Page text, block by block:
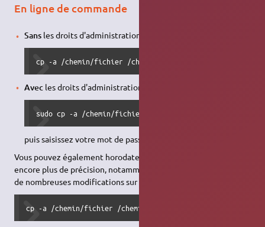
En ligne de commande
Sansles droits d'administration :
cp -a /chemin/fichier /chemin/fichier.sauve
Avec les droits d'administration :
sudo cp -a /chemin/fichier /chemin/fichier.sauve
puis saisissez votre mot de passe.
Vous pouvez également horodater votre sauvegarde pour
encore plus de précision, notamment si vous êtes amené à faire
de nombreuses modifications sur un même fichier:
cp -a /chemin/fichier /chemin/fichier_$(date +%F_%T)